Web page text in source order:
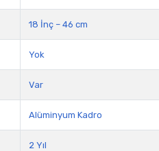
18 İnç – 46 cm
Yok
Var
Alüminyum Kadro
2 Yıl